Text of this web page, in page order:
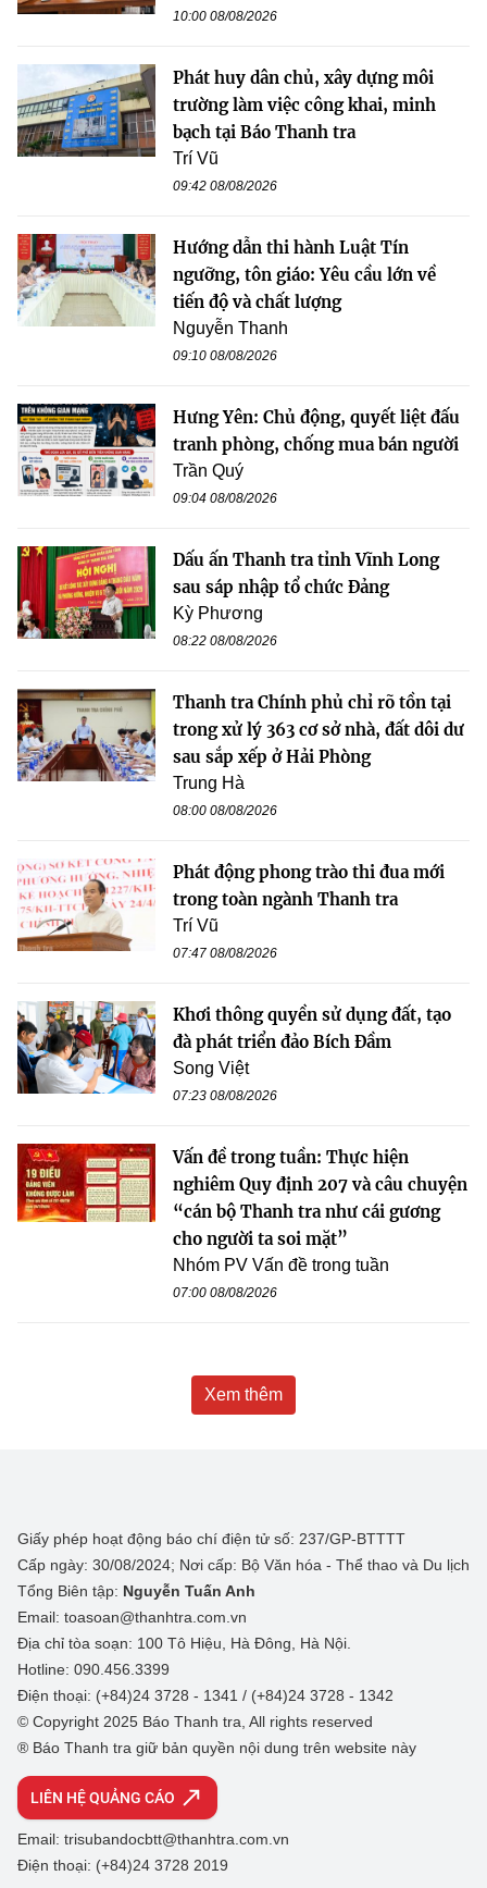
10:00 08/08/2026
Phát huy dân chủ, xây dựng môi
trường làm việc công khai, minh
bạch tại Báo Thanh tra
Trí Vũ
09:42 08/08/2026
Hướng dẫn thi hành Luật Tín
ngưỡng, tôn giáo: Yêu cầu lớn về
tiến độ và chất lượng
Nguyễn Thanh
09:10 08/08/2026
Hưng Yên: Chủ động, quyết liệt đấu
tranh phòng, chống mua bán người
Trần Quý
09:04 08/08/2026
Dấu ấn Thanh tra tỉnh Vĩnh Long
sau sáp nhập tổ chức Đảng
Kỳ Phương
08:22 08/08/2026
Thanh tra Chính phủ chỉ rõ tồn tại
trong xử lý 363 cơ sở nhà, đất dôi dư
sau sắp xếp ở Hải Phòng
Trung Hà
08:00 08/08/2026
Phát động phong trào thi đua mới
trong toàn ngành Thanh tra
Trí Vũ
07:47 08/08/2026
Khơi thông quyền sử dụng đất, tạo
đà phát triển đảo Bích Đầm
Song Việt
07:23 08/08/2026
Vấn đề trong tuần: Thực hiện
nghiêm Quy định 207 và câu chuyện
“cán bộ Thanh tra như cái gương
cho người ta soi mặt”
Nhóm PV Vấn đề trong tuần
07:00 08/08/2026
Xem thêm
Giấy phép hoạt động báo chí điện tử số: 237/GP-BTTTT
Cấp ngày: 30/08/2024; Nơi cấp: Bộ Văn hóa - Thể thao và Du lịch
Tổng Biên tập: Nguyễn Tuấn Anh
Email: toasoan@thanhtra.com.vn
Địa chỉ tòa soạn: 100 Tô Hiệu, Hà Đông, Hà Nội.
Hotline: 090.456.3399
Điện thoại: (+84)24 3728 - 1341 / (+84)24 3728 - 1342
© Copyright 2025 Báo Thanh tra, All rights reserved
® Báo Thanh tra giữ bản quyền nội dung trên website này
LIÊN HỆ QUẢNG CÁO
Email: trisubandocbtt@thanhtra.com.vn
Điện thoại: (+84)24 3728 2019